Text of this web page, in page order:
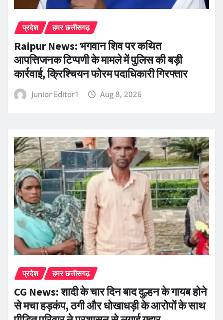
प्रदेश हमर छत्तीसगढ़
Raipur News: भगवान शिव पर कथित
आपत्तिजनक टिप्पणी के मामले में पुलिस की बड़ी
कार्रवाई, क्रिश्चियन फोरम पदाधिकारी गिरफ्तार
Junior Editor1 Aug 8, 2026
प्रदेश हमर छत्तीसगढ़
CG News: शादी के चार दिन बाद दुल्हन के गायब होने
से मचा हड़कंप, ठगी और धोखाधड़ी के आरोपों के साथ